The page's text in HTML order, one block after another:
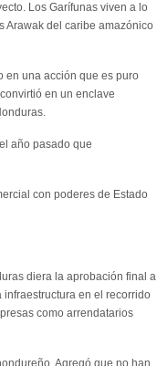
Los Garífunas viven a lo
Arawak del caribe amazónico
en una acción que es puro
en un enclave
año pasado que
con poderes de Estado
diera la aprobación final a
en el recorrido
como arrendatarios
Agregó que no han